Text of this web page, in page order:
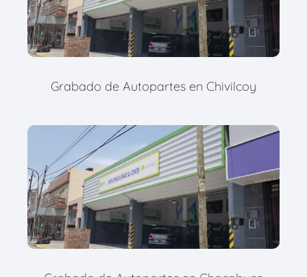
Grabado de Autopartes en Chivilcoy